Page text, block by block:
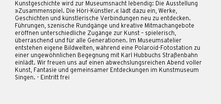
Kunstgeschichte wird zur Museumsnacht lebendig: Die Ausstellung
»Zusammenspiel. Die Höri-Künstler.« lädt dazu ein, Werke,
Geschichten und künstlerische Verbindungen neu zu entdecken.
Führungen, szenische Rundgänge und kreative Mitmachangebote
eröffnen unterschiedliche Zugänge zur Kunst – spielerisch,
überraschend und für alle Generationen. Im Museumsatelier
entstehen eigene Bildwelten, während eine Polaroid-Fotostation zu
einer ungewöhnlichen Begegnung mit Karl Hubbuchs Straßenbahn
einlädt. Wir freuen uns auf einen abwechslungsreichen Abend voller
Kunst, Fantasie und gemeinsamer Entdeckungen im Kunstmuseum
Singen. · Eintritt frei